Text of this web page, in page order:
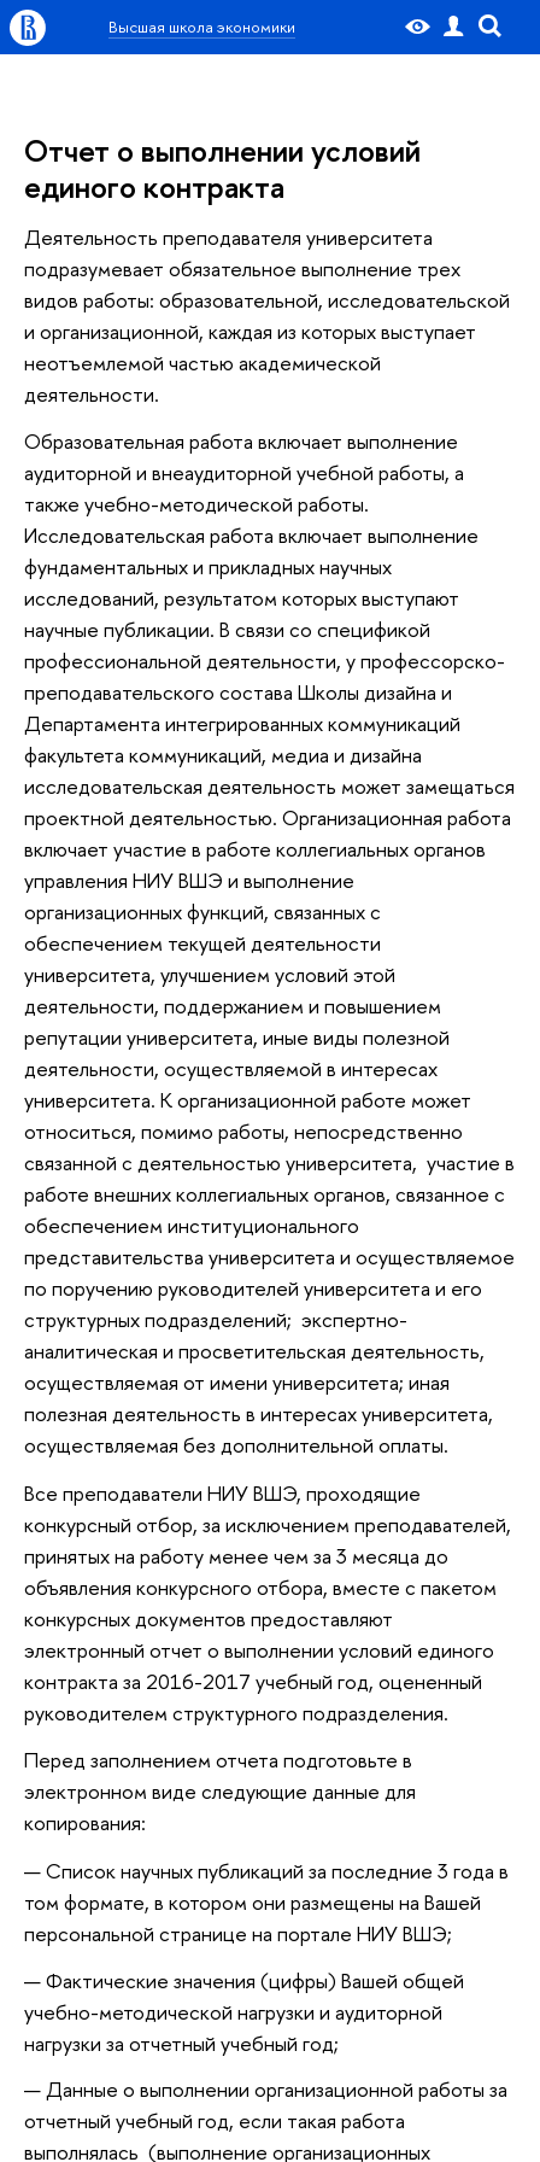
Высшая школа экономики
Отчет о выполнении условий
единого контракта
Деятельность преподавателя университета
подразумевает обязательное выполнение трех
видов работы: образовательной, исследовательской
и организационной, каждая из которых выступает
неотъемлемой частью академической
деятельности.
Образовательная работа включает выполнение
аудиторной и внеаудиторной учебной работы, а
также учебно-методической работы.
Исследовательская работа включает выполнение
фундаментальных и прикладных научных
исследований, результатом которых выступают
научные публикации. В связи cо спецификой
профессиональной деятельности, у профессорско-
преподавательского состава Школы дизайна и
Департамента интегрированных коммуникаций
факультета коммуникаций, медиа и дизайна
исследовательская деятельность может замещаться
проектной деятельностью. Организационная работа
включает участие в работе коллегиальных органов
управления НИУ ВШЭ и выполнение
организационных функций, связанных с
обеспечением текущей деятельности
университета, улучшением условий этой
деятельности, поддержанием и повышением
репутации университета, иные виды полезной
деятельности, осуществляемой в интересах
университета. К организационной работе может
относиться, помимо работы, непосредственно
связанной с деятельностью университета, участие в
работе внешних коллегиальных органов, связанное с
обеспечением институционального
представительства университета и осуществляемое
по поручению руководителей университета и его
структурных подразделений; экспертно-
аналитическая и просветительская деятельность,
осуществляемая от имени университета; иная
полезная деятельность в интересах университета,
осуществляемая без дополнительной оплаты.
Все преподаватели НИУ ВШЭ, проходящие
конкурсный отбор, за исключением преподавателей,
принятых на работу менее чем за 3 месяца до
объявления конкурсного отбора, вместе с пакетом
конкурсных документов предоставляют
электронный отчет о выполнении условий единого
контракта за 2016-2017 учебный год, оцененный
руководителем структурного подразделения.
Перед заполнением отчета подготовьте в
электронном виде следующие данные для
копирования:
Список научных публикаций за последние 3 года в
том формате, в котором они размещены на Вашей
персональной странице на портале НИУ ВШЭ;
Фактические значения (цифры) Вашей общей
учебно-методической нагрузки и аудиторной
нагрузки за отчетный учебный год;
Данные о выполнении организационной работы за
отчетный учебный год, если такая работа
выполнялась (выполнение организационных